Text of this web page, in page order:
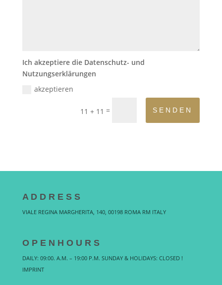
Ich akzeptiere die Datenschutz- und
Nutzungserklärungen
akzeptieren
11 + 11 = SENDEN
A D D R E S S
VIALE REGINA MARGHERITA, 140, 00198 ROMA RM ITALY
O P E N H O U R S
DAILY: 09:00. A.M. – 19:00 P.M. SUNDAY & HOLIDAYS: CLOSED !
IMPRINT